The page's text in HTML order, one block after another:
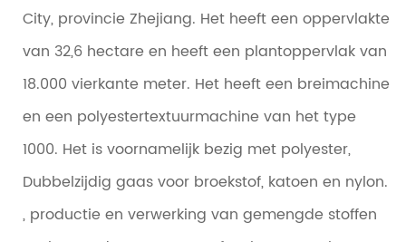
City, provincie Zhejiang. Het heeft een oppervlakte
van 32,6 hectare en heeft een plantoppervlak van
18.000 vierkante meter. Het heeft een breimachine
en een polyestertextuurmachine van het type
1000. Het is voornamelijk bezig met polyester,
Dubbelzijdig gaas voor broekstof, katoen en nylon.
, productie en verwerking van gemengde stoffen